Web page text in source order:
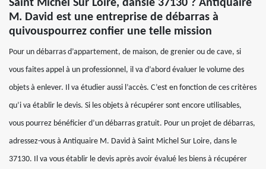
Saint Michel Sur Loire, dansle 37130 ? Antiquaire
M. David est une entreprise de débarras à
quivouspourrez confier une telle mission
Pour un débarras d’appartement, de maison, de grenier ou de cave, si
vous faites appel à un professionnel, il va d’abord évaluer le volume des
objets à enlever. Il va étudier aussi l’accès. C’est en fonction de ces critères
qu’i va établir le devis. Si les objets à récupérer sont encore utilisables,
vous pourrez bénéficier d’un débarras gratuit. Pour un projet de débarras,
adressez-vous à Antiquaire M. David à Saint Michel Sur Loire, dans le
37130. Il va vous établir le devis après avoir évalué les biens à récupérer